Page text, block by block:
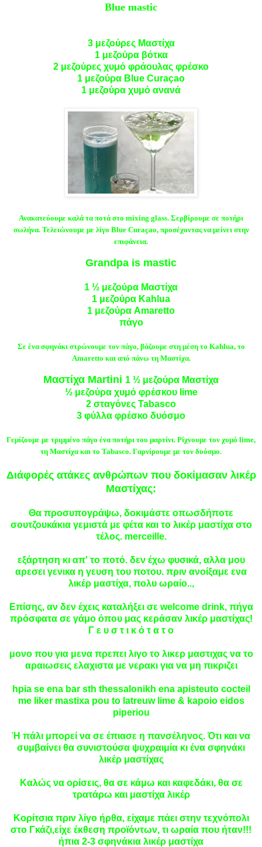
Blue mastic
3 μεζούρες Mαστίχα
1 μεζούρα βότκα
2 μεζούρες χυμό φράουλας φρέσκο
1 μεζούρα Blue Curaçao
1 μεζούρα χυμό ανανά
Ανακατεύουμε καλά τα ποτά στο mixing glass. Σερβίρουμε σε ποτήρι
σωλήνα. Τελειώνουμε με λίγο Blue Curaçao, προσέχοντας να μείνει στην
επιφάνεια.
Grandpa is mastic
1 ½ μεζούρα Mαστίχα
1 μεζούρα Kahlua
1 μεζούρα Amaretto
πάγο
Σε ένα σφηνάκι στρώνουμε τον πάγο, βάζουμε στη μέση το Kahlua, το
Amaretto και από πάνω τη Mαστίχα.
Mαστίχα Martini 1 ½ μεζούρα Mαστίχα
½ μεζούρα χυμό φρέσκου lime
2 σταγόνες Tabasco
3 φύλλα φρέσκο δυόσμο
Γεμίζουμε με τριμμένο πάγο ένα ποτήρι του μαρτίνι. Ρίχνουμε τον χυμό lime,
τη Mαστίχα και το Tabasco. Γαρνίρουμε με τον δυόσμο.
Διάφορές ατάκες ανθρώπων που δοκίμασαν λικέρ
Μαστίχας:
Θα προσυπογράψω, δοκιμάστε οπωσδήποτε
σουτζουκάκια γεμιστά με φέτα και το λικέρ μαστίχα στο
τέλος. merceille.
εξάρτηση κι απ' το ποτό. δεν έχω φυσικά, αλλα μου
αρεσει γενικα η γευση του ποτου. πριν ανοίξαμε ενα
λικέρ μαστίχα, πολυ ωραίο..,
Επίσης, αν δεν έχεις καταλήξει σε welcome drink, πήγα
πρόσφατα σε γάμο όπου μας κεράσαν λικέρ μαστίχας!
Γ ε υ σ τ ι κ ό τ α τ ο
μονο που για μενα πρεπει λιγο το λικερ μαστιχας να το
αραιωσεις ελαχιστα με νερακι για να μη πικριζει
hpia se ena bar sth thessalonikh ena apisteuto cocteil
me liker mastixa pou to latreuw lime & kapoio eidos
piperiou
Ή πάλι μπορεί να σε έπιασε η πανσέληνος. Ότι και να
συμβαίνει θα συνιστούσα ψυχραιμία κι ένα σφηνάκι
λικέρ μαστίχας
Καλώς να ορίσεις, θα σε κάμω και καφεδάκι, θα σε
τρατάρω και μαστίχα λικέρ
Κορίτσια πριν λίγο ήρθα, είχαμε πάει στην τεχνόπολι
στο Γκάζι,είχε έκθεση προϊόντων, τι ωραία που ήταν!!!
ήπια 2-3 σφηνάκια λικέρ μαστίχα